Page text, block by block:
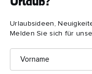
Urlaub?
Urlaubsideen,
Melden Sie sich für
Vorname
Arbutus
English Market